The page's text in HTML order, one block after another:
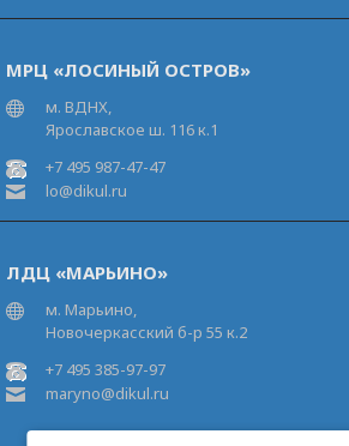
МРЦ «ЛОСИНЫЙ ОСТРОВ»
м. ВДНХ,
Ярославское ш. 116 к.1
+7 495 987-47-47
lo@dikul.ru
ЛДЦ «МАРЬИНО»
м. Марьино,
Новочеркасский б-р 55 к.2
+7 495 385-97-97
maryno@dikul.ru